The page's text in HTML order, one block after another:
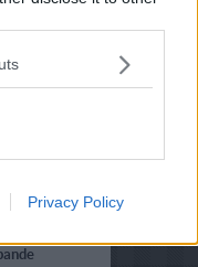
Privacy Policy
Clam